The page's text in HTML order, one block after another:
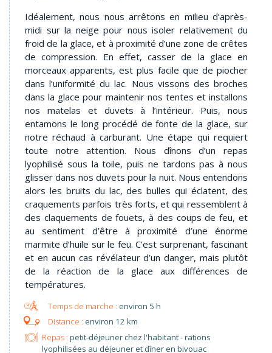
Idéalement, nous nous arrêtons en milieu d’après-
midi sur la neige pour nous isoler relativement du
froid de la glace, et à proximité d’une zone de crêtes
de compression. En effet, casser de la glace en
morceaux apparents, est plus facile que de piocher
dans l’uniformité du lac. Nous vissons des broches
dans la glace pour maintenir nos tentes et installons
nos matelas et duvets à l’intérieur. Puis, nous
entamons le long procédé de fonte de la glace, sur
notre réchaud à carburant. Une étape qui requiert
toute notre attention. Nous dînons d’un repas
lyophilisé sous la toile, puis ne tardons pas à nous
glisser dans nos duvets pour la nuit. Nous entendons
alors les bruits du lac, des bulles qui éclatent, des
craquements parfois très forts, et qui ressemblent à
des claquements de fouets, à des coups de feu, et
au sentiment d’être à proximité d’une énorme
marmite d’huile sur le feu. C’est surprenant, fascinant
et en aucun cas révélateur d’un danger, mais plutôt
de la réaction de la glace aux différences de
températures.
environ 5 h
environ 12 km
Repas : petit-déjeuner chez l'habitant - rations
lyophilisées au déjeuner et dîner en bivouac